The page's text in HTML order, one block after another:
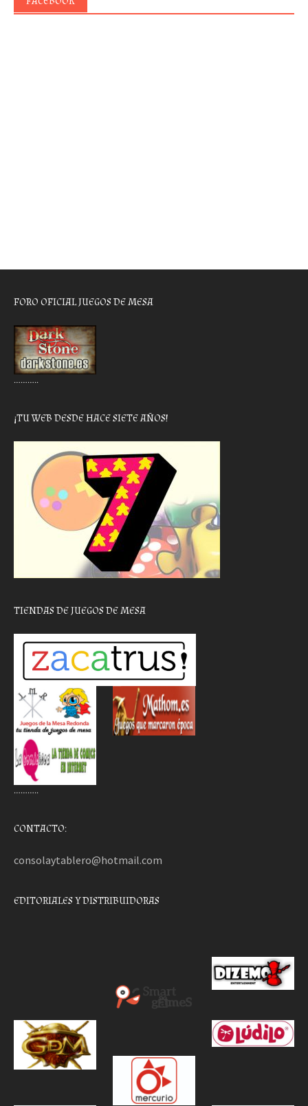
FORO OFICIAL JUEGOS DE MESA
………..
¡TU WEB DESDE HACE SIETE AÑOS!
TIENDAS DE JUEGOS DE MESA
………..
CONTACTO:
consolaytablero@hotmail.com
EDITORIALES Y DISTRIBUIDORAS